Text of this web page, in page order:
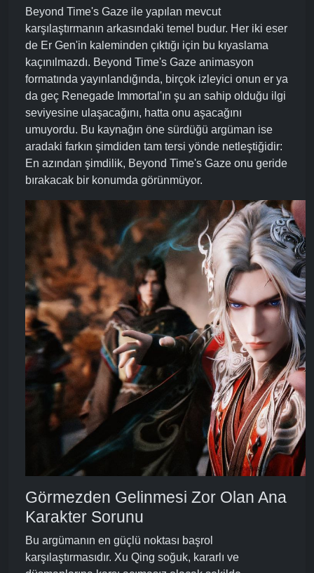
Beyond Time's Gaze ile yapılan mevcut
karşılaştırmanın arkasındaki temel budur. Her iki eser
de Er Gen'in kaleminden çıktığı için bu kıyaslama
kaçınılmazdı. Beyond Time's Gaze animasyon
formatında yayınlandığında, birçok izleyici onun er ya
da geç Renegade Immortal'ın şu an sahip olduğu ilgi
seviyesine ulaşacağını, hatta onu aşacağını
umuyordu. Bu kaynağın öne sürdüğü argüman ise
aradaki farkın şimdiden tam tersi yönde netleştiğidir:
En azından şimdilik, Beyond Time's Gaze onu geride
bırakacak bir konumda görünmüyor.
Görmezden Gelinmesi Zor Olan Ana
Karakter Sorunu
Bu argümanın en güçlü noktası başrol
karşılaştırmasıdır. Xu Qing soğuk, kararlı ve